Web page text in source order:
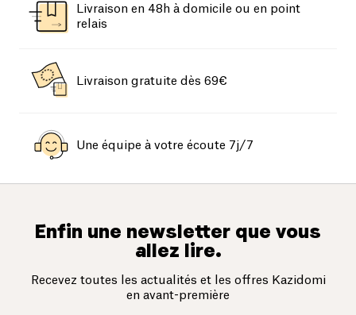
Livraison en 48h à domicile ou en point
relais
Livraison gratuite dès 69€
Une équipe à votre écoute 7j/7
Enfin une newsletter que vous
allez lire.
Recevez toutes les actualités et les offres Kazidomi
en avant-première